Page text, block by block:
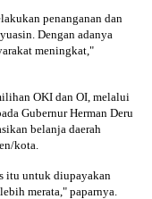
penanganan dan
Dengan adanya
meningkat,"
OKI dan OI, melalui
Gubernur Herman Deru
belanja daerah
kota.
itu untuk diupayakan
merata," paparnya.